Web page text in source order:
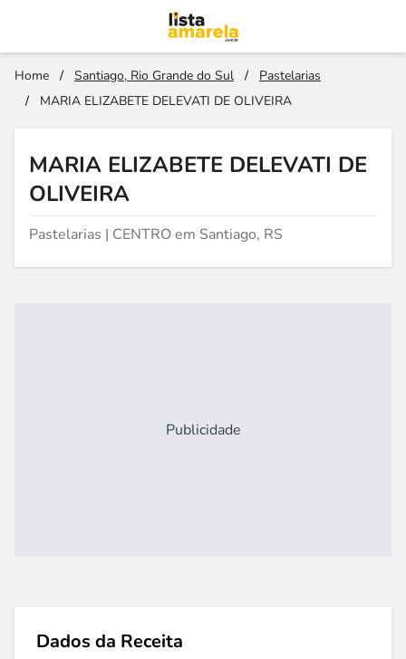
Home / Santiago, Rio Grande do Sul /
Pastelarias
/
MARIA ELIZABETE DELEVATI DE OLIVEIRA
MARIA ELIZABETE DELEVATI DE
OLIVEIRA
Pastelarias | CENTRO em Santiago, RS
Publicidade
Dados da Receita